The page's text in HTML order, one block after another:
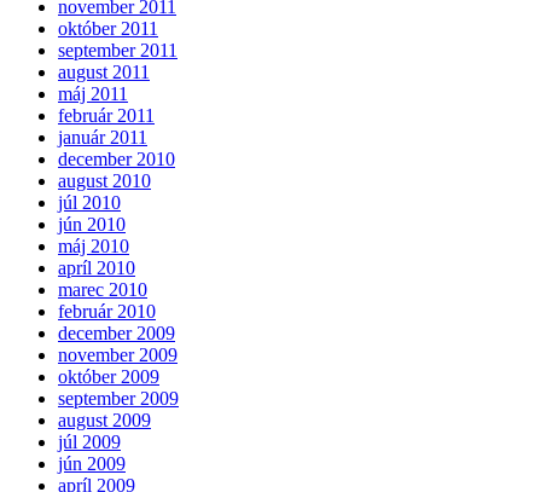
november 2011
október 2011
september 2011
august 2011
máj 2011
február 2011
január 2011
december 2010
august 2010
júl 2010
jún 2010
máj 2010
apríl 2010
marec 2010
február 2010
december 2009
november 2009
október 2009
september 2009
august 2009
júl 2009
jún 2009
apríl 2009